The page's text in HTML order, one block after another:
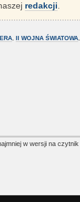
redakcji
, II WOJNA ŚWIATOWA,
w wersji na czytnik